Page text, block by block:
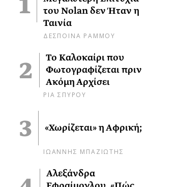
του Nolan δεν Ήταν η
Ταινία
ΔΕΣΠΟΙΝΑ ΡΑΜΜΟΥ
Το Καλοκαίρι που
Φωτογραφίζεται πριν
Ακόμη Αρχίσει
ΡΙΑ ΣΠΥΡΟΥ
«Χωρίζεται» η Αφρική;
ΙΩΑΝΝΗΣ ΜΠΑΖΙΩΤΗΣ
Αλεξάνδρα